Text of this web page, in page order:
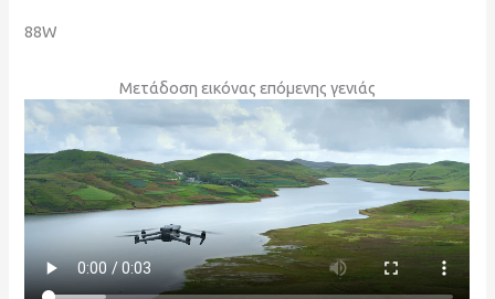
88W
Μετάδοση εικόνας επόμενης γενιάς